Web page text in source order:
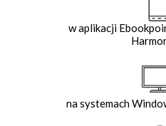
w aplikacji
na systemach